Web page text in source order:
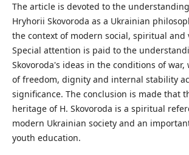
The article is devoted to the
Hryhorii Skovoroda as a Ukrainian
the context of modern social, spiritual and
Special attention is paid to the
Skovoroda's ideas in the conditions of war,
of freedom, dignity and internal stability
significance. The conclusion is made that
heritage of H. Skovoroda is a spiritual
modern Ukrainian society and an
youth education.